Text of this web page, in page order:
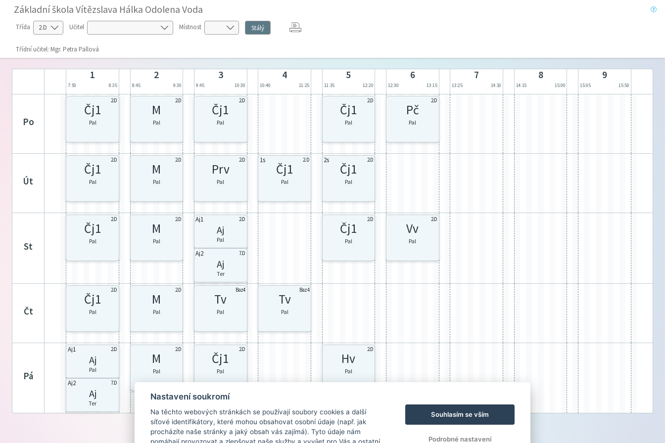
Základní škola Vítězslava Hálka Odolena Voda
Třída Učitel Místnost Stálý
Třídní učitel: Mgr. Petra Pallová
1
7:50 8:35
2
8:45 9:30
3
9:45 10:30
4
10:40 11:25
5
11:35 12:20
6
12:30 13:15
7
13:25 14:10
8
14:15 15:00
9
15:05 15:50
po
2.D
Čj1
Pal
2.D
M
Pal
2.D
Čj1
Pal
2.D
Čj1
Pal
2.D
Pč
Pal
út
2.D
Čj1
Pal
2.D
M
Pal
2.D
Prv
Pal
1s 2.D
Čj1
Pal
2s 2.D
Čj1
Pal
st
2.D
Čj1
Pal
2.D
M
Pal
Aj1 2.D
Aj
Pal
Aj2 7.D
Aj
Ter
2.D
Čj1
Pal
2.D
Vv
Pal
čt
2.D
Čj1
Pal
2.D
M
Pal
Baz4
Tv
Pal
Baz4
Tv
Pal
pá
Aj1 2.D
Aj
Pal
Aj2 7.D
Aj
Ter
2.D
M
Pal
2.D
Čj1
Pal
2.D
Hv
Pal
Nastavení soukromí
Na těchto webových stránkách se používají soubory cookies a další
síťové identifikátory, které mohou obsahovat osobní údaje (např. jak
procházíte naše stránky a jaký obsah vás zajímá). Tyto údaje nám
Souhlasím se vším
Podrobné nastavení